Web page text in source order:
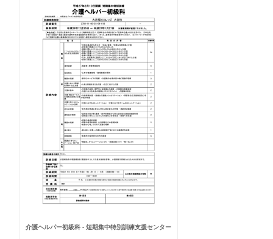
介護ヘルパー初級科 - 短期集中特別訓練支援センター